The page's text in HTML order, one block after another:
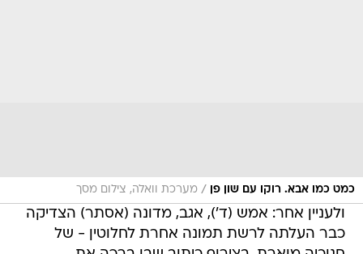
כמט כמו אבא. רוקו עם שון פן / מערכת וואלה, צילום מסך
ולעניין אחר: אמש (ד'), אגב, מדונה (אסתר) הצדיקה
כבר העלתה לרשת תמונה אחרת לחלוטין - של